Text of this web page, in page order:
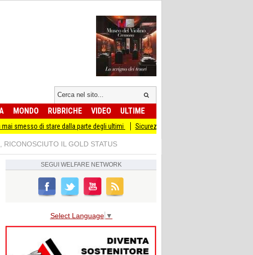
MONDO RUBRICHE VIDEO ULTIME
stare dalla parte degli ultimi Sicurezza I Giovani Democratici ribattono ai Giovani di
RICONOSCIUTO IL GOLD STATUS
SEGUI WELFARE NETWORK
Select Language ▼